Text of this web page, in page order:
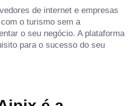
de internet e empresas
o turismo sem a
o seu negócio. A plataforma
para o sucesso do seu